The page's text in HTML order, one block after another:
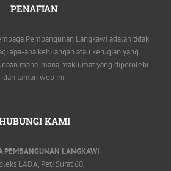
PENAFIAN
Pembangunan Langkawi adalah tidak
apa-apa kehilangan atau kerugian yang
mana-mana maklumat yang diperolehi
dari laman web ini.
KAMI
PEMBANGUNAN LANGKAWI
LADA, Peti Surat 60,